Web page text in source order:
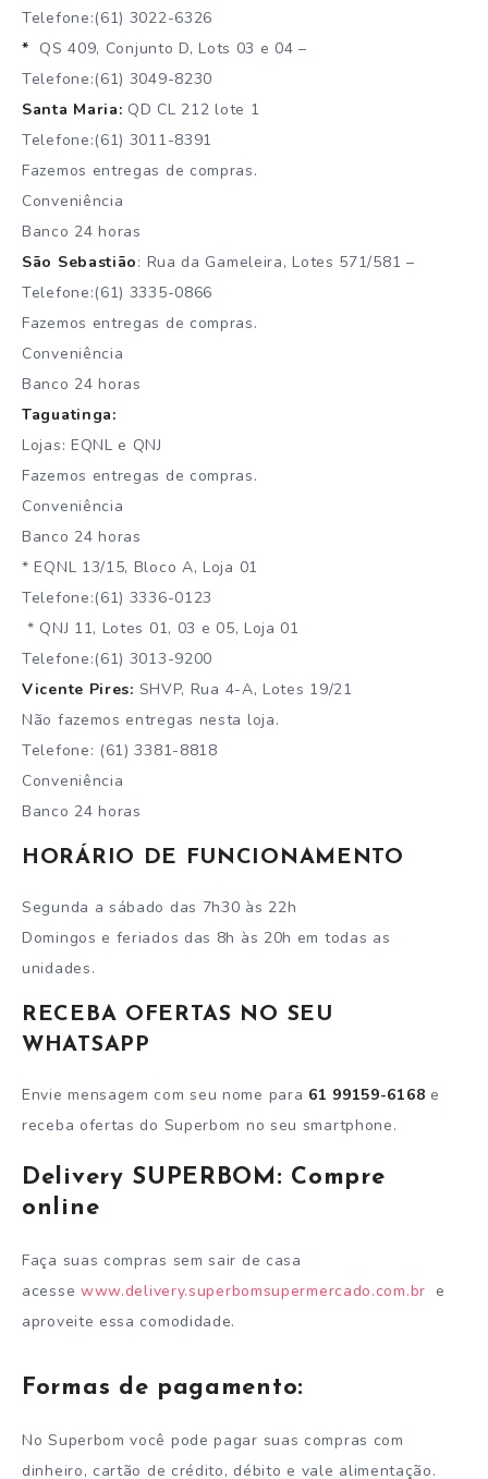
Telefone:(61) 3022-6326
* QS 409, Conjunto D, Lots 03 e 04 –
Telefone:(61) 3049-8230
Santa Maria: QD CL 212 lote 1
Telefone:(61) 3011-8391
Fazemos entregas de compras.
Conveniência
Banco 24 horas
São Sebastião: Rua da Gameleira, Lotes 571/581 –
Telefone:(61) 3335-0866
Fazemos entregas de compras.
Conveniência
Banco 24 horas
Taguatinga:
Lojas: EQNL e QNJ
Fazemos entregas de compras.
Conveniência
Banco 24 horas
* EQNL 13/15, Bloco A, Loja 01
Telefone:(61) 3336-0123
* QNJ 11, Lotes 01, 03 e 05, Loja 01
Telefone:(61) 3013-9200
Vicente Pires: SHVP, Rua 4-A, Lotes 19/21
Não fazemos entregas nesta loja.
Telefone: (61) 3381-8818
Conveniência
Banco 24 horas
HORÁRIO DE FUNCIONAMENTO
Segunda a sábado das 7h30 às 22h
Domingos e feriados das 8h às 20h em todas as
unidades.
RECEBA OFERTAS NO SEU
WHATSAPP
Envie mensagem com seu nome para 61 99159-6168 e
receba ofertas do Superbom no seu smartphone.
Delivery SUPERBOM: Compre
online
Faça suas compras sem sair de casa
acesse www.delivery.superbomsupermercado.com.br e
aproveite essa comodidade.
Formas de pagamento:
No Superbom você pode pagar suas compras com
dinheiro, cartão de crédito, débito e vale alimentação.